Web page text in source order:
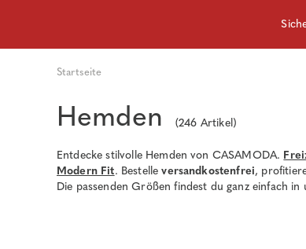
Startseite
Hemden (246 Artikel)
Entdecke stilvolle Hemden von CASAMODA.
Modern Fit. Bestelleversandkostenfrei,
Die passenden Größen findest du ganz einfach in